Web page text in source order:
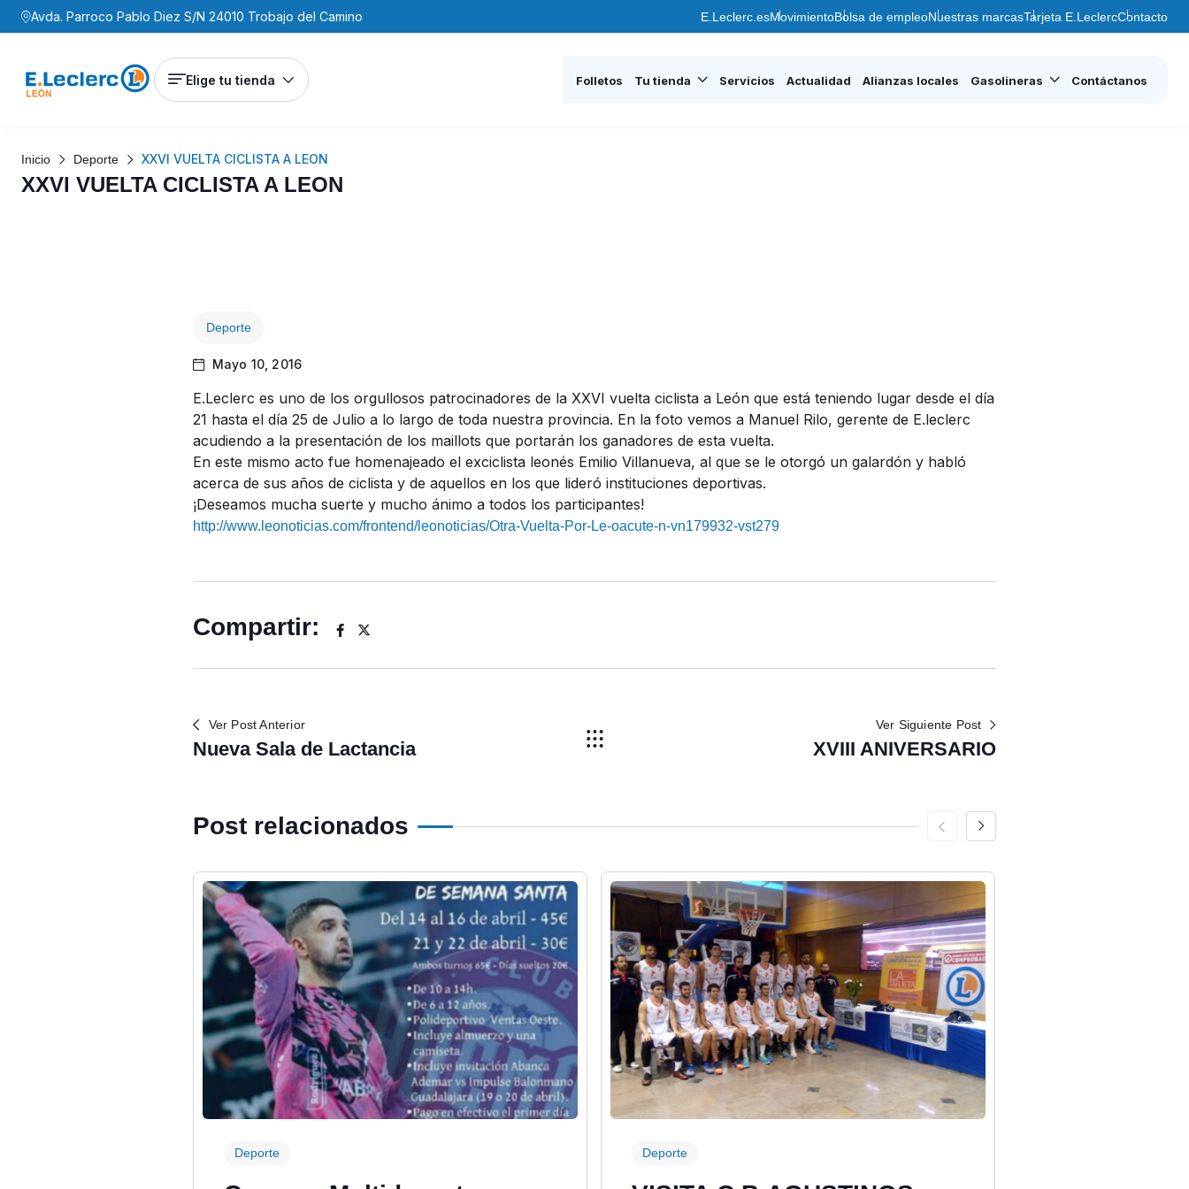
Avda. Parroco Pablo Diez S/N 24010 Trobajo del Camino E.Leclerc.esMovimientoBolsa de empleoNuestras marcasTarjeta E.LeclercContacto
Elige tu tienda Folletos Tu tienda Servicios Actualidad Alianzas locales Gasolineras Contáctanos
Inicio Deporte XXVI VUELTA CICLISTA A LEON
XXVI VUELTA CICLISTA A LEON
Deporte
Mayo 10, 2016
E.Leclerc es uno de los orgullosos patrocinadores de la XXVI vuelta ciclista a León que está teniendo lugar desde el día
21 hasta el día 25 de Julio a lo largo de toda nuestra provincia. En la foto vemos a Manuel Rilo, gerente de E.leclerc
acudiendo a la presentación de los maillots que portarán los ganadores de esta vuelta.
En este mismo acto fue homenajeado el exciclista leonés Emilio Villanueva, al que se le otorgó un galardón y habló
acerca de sus años de ciclista y de aquellos en los que lideró instituciones deportivas.
¡Deseamos mucha suerte y mucho ánimo a todos los participantes!
http://www.leonoticias.com/frontend/leonoticias/Otra-Vuelta-Por-Le-oacute-n-vn179932-vst279
Compartir:
Ver Post Anterior
Nueva Sala de Lactancia
Ver Siguiente Post
XVIII ANIVERSARIO
Post relacionados
Deporte Deporte